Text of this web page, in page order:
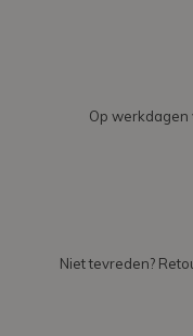
Op
Niet tevreden?